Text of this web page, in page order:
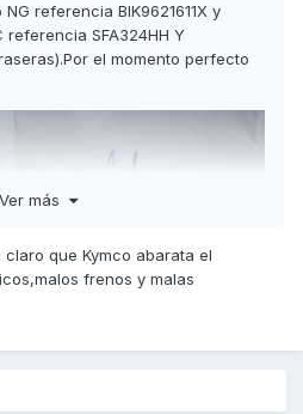
referencia BIK9621611X y
referencia SFA324HH Y
el momento perfecto
Ver más
que Kymco abarata el
frenos y malas